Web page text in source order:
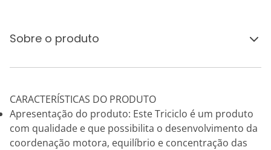
Sobre o produto
CARACTERÍSTICAS DO PRODUTO
Apresentação do produto: Este Triciclo é um produto
com qualidade e que possibilita o desenvolvimento da
coordenação motora, equilíbrio e concentração das